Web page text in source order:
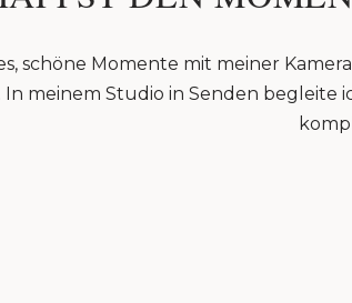
schöne Momente mit meiner
In meinem Studio in Senden begleite